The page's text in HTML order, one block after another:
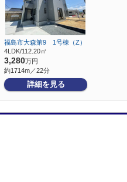
福島市大森第9 1号棟（Z）
4LDK/112.20㎡
3,280万円
約1714m／22分
詳細を見る